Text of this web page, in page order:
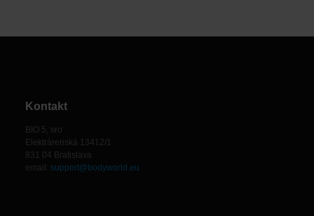
Kontakt
BIO 5, sro
Elektrárenská 13412/1
831 04 Bratislava
email: support@bodyworld.eu